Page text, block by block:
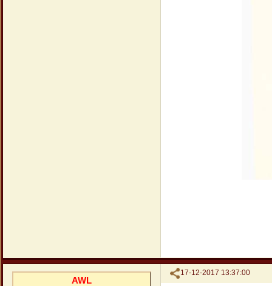
Поделиться
17-12-2017 13:37:00
AWL